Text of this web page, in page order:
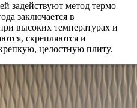
задействуют метод термо
заключается в
высоких температурах и
скрепляются и
целостную плиту.